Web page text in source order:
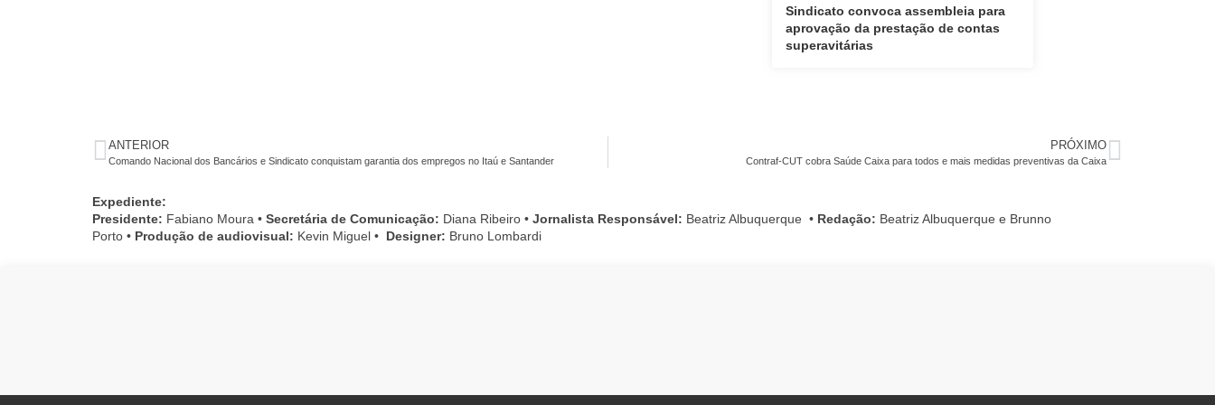
Sindicato convoca assembleia para
aprovação da prestação de contas
superavitárias
ANTERIOR
Comando Nacional dos Bancários e Sindicato conquistam garantia dos empregos no Itaú e Santander
PRÓXIMO
Contraf-CUT cobra Saúde Caixa para todos e mais medidas preventivas da Caixa
Expediente:
Presidente: Fabiano Moura • Secretária de Comunicação: Diana Ribeiro • Jornalista Responsável: Beatriz Albuquerque • Redação: Beatriz Albuquerque e Brunno
Porto • Produção de audiovisual: Kevin Miguel • Designer: Bruno Lombardi